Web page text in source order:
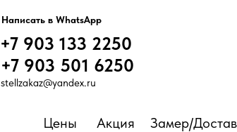
stellzakaz@yandex.ru
+7 903 133 2250
+7 903 501 6250
Написать в WhatsApp
+7 903 133 2250
Цены Акция Замер/